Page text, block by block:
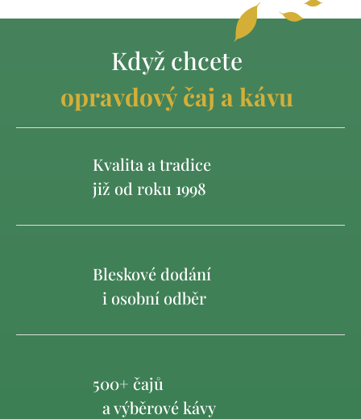
Když chcete
opravdový čaj a kávu
Kvalita a tradice
již od roku 1998
Bleskové dodání
i osobní odběr
500+ čajů
a výběrové kávy